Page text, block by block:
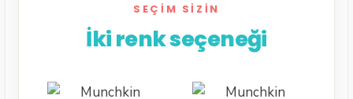
SEÇIM SIZIN
İki renk seçeneği